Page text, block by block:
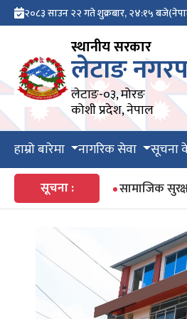
२०८३ साउन २२ गते शुक्रबार, २४:१५ बजे
स्थानीय सरकार
लेटाङ
लेटाङ-०३, मोरङ
कोशी प्रदेश, नेपाल
हाम्रो बारेमा नागरिक सेवा सूचना
सूचना : सामाजिक